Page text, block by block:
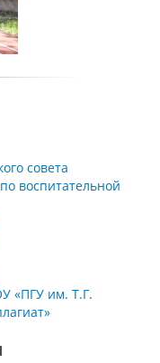
совета
воспитательной
«ПГУ им. Т.Г.